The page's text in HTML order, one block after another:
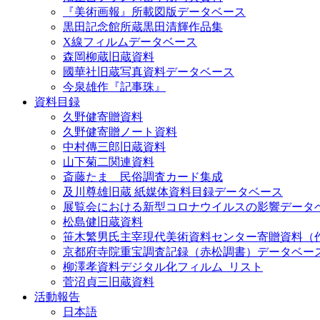
『美術画報』所載図版データベース
黒田記念館所蔵黒田清輝作品集
X線フィルムデータベース
森岡柳蔵旧蔵資料
國華社旧蔵写真資料データベース
今泉雄作『記事珠』
資料目録
久野健寄贈資料
久野健寄贈ノート資料
中村傳三郎旧蔵資料
山下菊二関連資料
斎藤たま 民俗調査カード集成
及川尊雄旧蔵 紙媒体資料目録データベース
展覧会における新型コロナウイルスの影響データ
松島健旧蔵資料
笹木繁男氏主宰現代美術資料センター寄贈資料（
京都府寺院重宝調査記録（赤松調書）データベー
柳澤孝資料デジタル化フィルム_リスト
菅沼貞三旧蔵資料
活動報告
日本語